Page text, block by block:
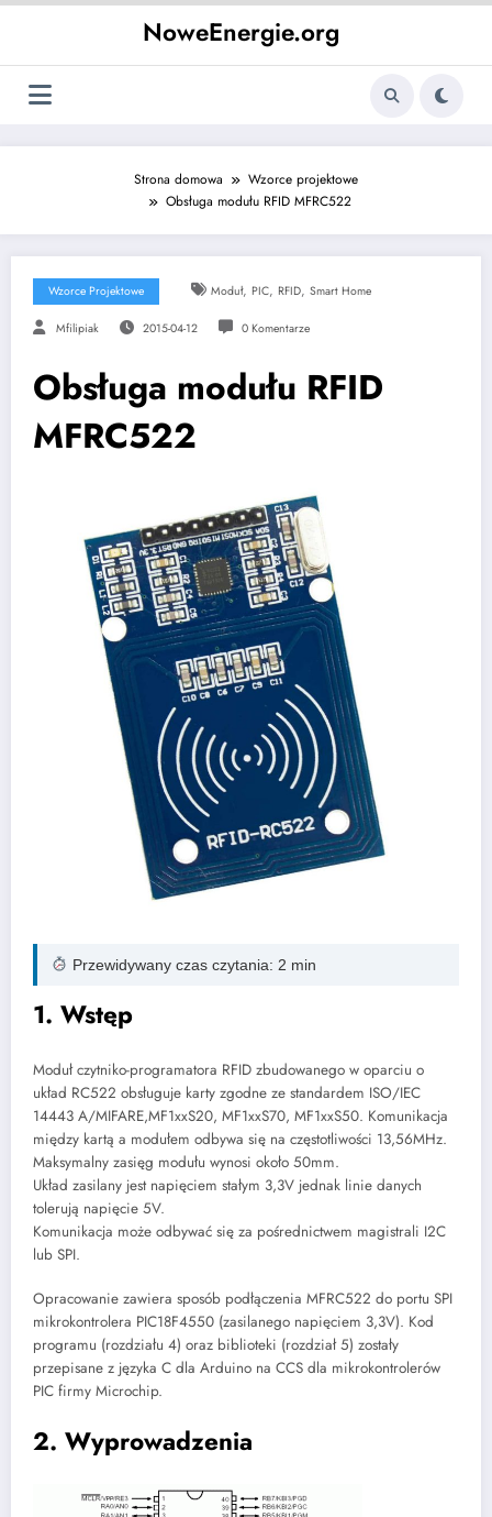
Skip
NoweEnergie.org
Strona domowa
Wzorce projektowe
Obsługa modułu RFID MFRC522
Wzorce Projektowe Moduł, PIC, RFID, Smart Home
Mfilipiak 2015-04-12 0 Komentarze
Obsługa modułu RFID
MFRC522
Przewidywany czas czytania: 2 min
1. Wstęp
Moduł czytniko-programatora RFID zbudowanego w oparciu o
układ RC522 obsługuje karty zgodne ze standardem ISO/IEC
14443 A/MIFARE,MF1xxS20, MF1xxS70, MF1xxS50. Komunikacja
między kartą a modułem odbywa się na częstotliwości 13,56MHz.
Maksymalny zasięg modułu wynosi około 50mm.
Układ zasilany jest napięciem stałym 3,3V jednak linie danych
tolerują napięcie 5V.
Komunikacja może odbywać się za pośrednictwem magistrali I2C
lub SPI.
Opracowanie zawiera sposób podłączenia MFRC522 do portu SPI
mikrokontrolera PIC18F4550 (zasilanego napięciem 3,3V). Kod
programu (rozdziału 4) oraz biblioteki (rozdział 5) zostały
przepisane z języka C dla Arduino na CCS dla mikrokontrolerów
PIC firmy Microchip.
2. Wyprowadzenia